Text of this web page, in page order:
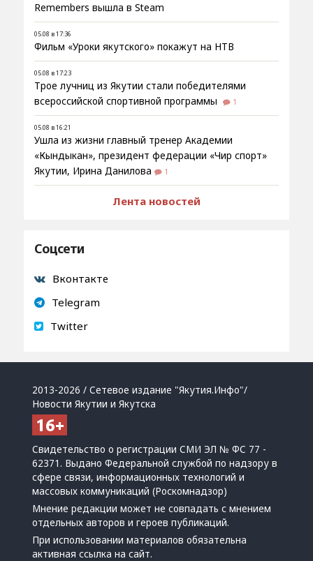
Remembers вышла в Steam
05.08 в 17:36
Фильм «Уроки якутского» покажут на НТВ
05.08 в 17:23
Трое лучниц из Якутии стали победителями
всероссийской спортивной программы
1
05.08 в 16:21
Ушла из жизни главный тренер Академии
«Кындыкан», президент федерации «Чир спорт»
Якутии, Ирина Данилова
1
Лента новостей
Соцсети
Вконтакте
Telegram
Twitter
2013-2026 / Сетевое издание "Якутия.Инфо"/
Новости Якутии и Якутска
Свидетельство о регистрации СМИ ЭЛ № ФС 77 -
62371. Выдано Федеральной службой по надзору в
сфере связи, информационных технологий и
массовых коммуникаций (Роскомнадзор)
Мнение редакции может не совпадать с мнением
отдельных авторов и героев публикаций.
При использовании материалов обязательна
активная ссылка на сайт.